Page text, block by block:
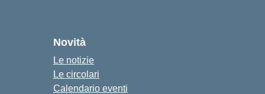
Novità
Le notizie
Le circolari
Calendario eventi